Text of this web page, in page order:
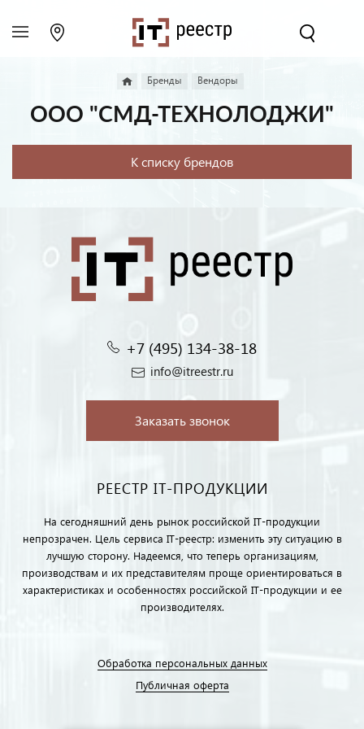
Бренды Вендоры
ООО "СМД-ТЕХНОЛОДЖИ"
К списку брендов
+7 (495) 134-38-18‬
info@itreestr.ru
Заказать звонок
РЕЕСТР IT-ПРОДУКЦИИ
На сегодняшний день рынок российской IT-продукции
непрозрачен. Цель сервиса IT-реестр: изменить эту ситуацию в
лучшую сторону. Надеемся, что теперь организациям,
производствам и их представителям проще ориентироваться в
характеристиках и особенностях российской IT-продукции и ее
производителях.
Обработка персональных данных
Публичная оферта